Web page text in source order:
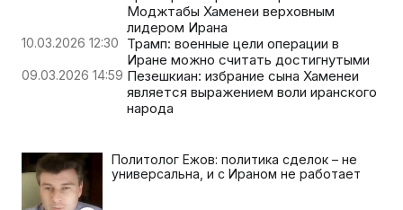
Моджтабы Хаменеи верховным
лидером Ирана
10.03.2026 12:30
Трамп: военные цели операции в
Иране можно считать достигнутыми
09.03.2026 14:59 Пезешкиан: избрание сына Хаменеи
является выражением воли иранского
народа
Политолог Ежов: политика сделок – не
универсальна, и с Ираном не работает